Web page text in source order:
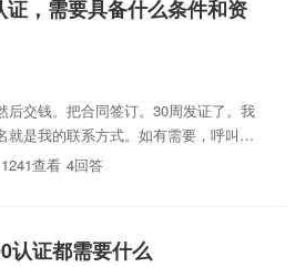
，需要具备什么条件和资
后交钱。把合同签订。30周发证了。我
就是我的联系方式。如有需要，呼叫我
1241查看 4回答
认证都需要什么